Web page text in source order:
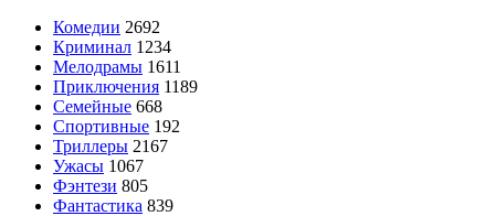
Комедии 2692
Криминал 1234
Мелодрамы 1611
Приключения 1189
Семейные 668
Спортивные 192
Триллеры 2167
Ужасы 1067
Фэнтези 805
Фантастика 839